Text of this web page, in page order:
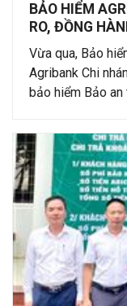
BẢO HIỂM
RO, ĐỒNG
TẠI AGRIBANK
Vừa qua, Bảo
Agribank Chi
bảo hiểm Bảo